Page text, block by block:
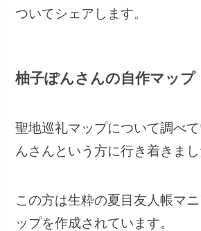
ついてシェアします。
柚子ぽんさんの自作マップ
聖地巡礼マップについて調べ
んさんという方に行き着きまし
この方は生粋の夏目友人帳マ
ップを作成されています。